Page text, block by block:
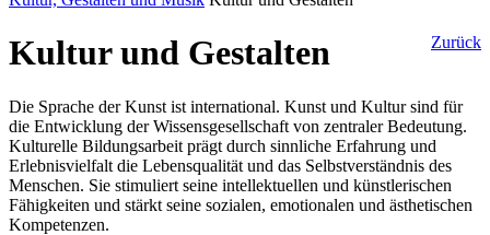
Zurück
Kultur und Gestalten
Die Sprache der Kunst ist international. Kunst und Kultur sind für
die Entwicklung der Wissensgesellschaft von zentraler Bedeutung.
Kulturelle Bildungsarbeit prägt durch sinnliche Erfahrung und
Erlebnisvielfalt die Lebensqualität und das Selbstverständnis des
Menschen. Sie stimuliert seine intellektuellen und künstlerischen
Fähigkeiten und stärkt seine sozialen, emotionalen und ästhetischen
Kompetenzen.